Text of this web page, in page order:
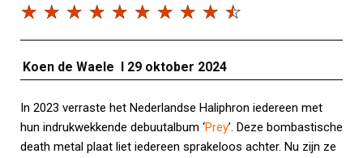
☆ ☆ ☆ ☆ ☆ ☆ ☆ ☆ ☆ ☆
Koen de Waele I 29 oktober 2024
In 2023 verraste het Nederlandse Haliphron iedereen met
hun indrukwekkende debuutalbum ‘Prey’. Deze bombastische
death metal plaat liet iedereen sprakeloos achter. Nu zijn ze